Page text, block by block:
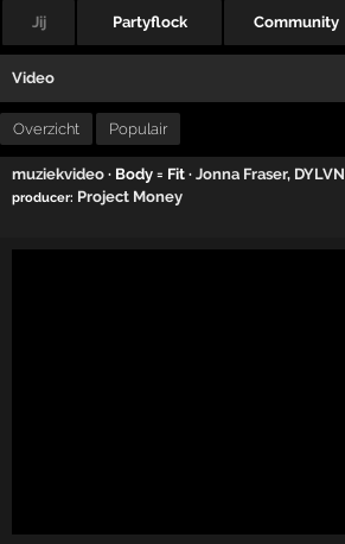
Jij Partyflock Community
Video
Overzicht Populair
muziekvideo · Body = Fit ·Jonna Fraser, DYLVN
producer: Project Money